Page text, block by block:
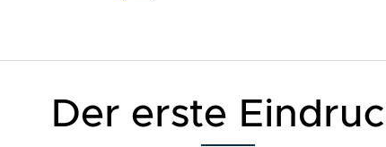
Der erste